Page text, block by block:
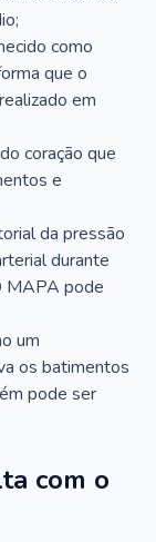
como
que o
em
coração que
e
da pressão
durante
MAPA pode
um
os batimentos
pode ser
com o